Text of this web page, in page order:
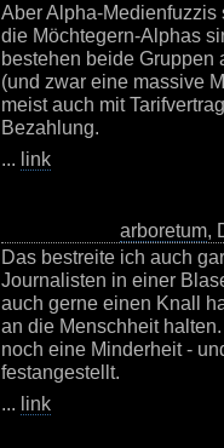
Aber Alpha-
die Möchtegern-Alphas
bestehen beide Gruppen
(und zwar eine massive
meist auch mit
Bezahlung.
... link
arboretum,
Das bestreite ich auch
Journalisten in einer
auch gerne einen Knall
an die Menschheit
noch eine Minderheit -
festangestellt.
... link